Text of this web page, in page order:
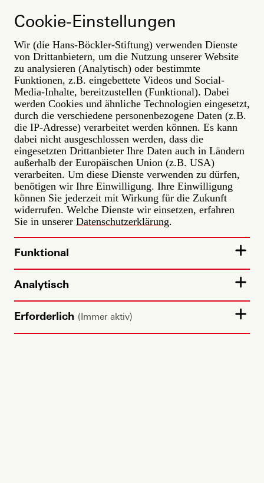
Cookie-Einstellungen
Wir (die Hans-Böckler-Stiftung) verwenden Dienste
von Drittanbietern, um die Nutzung unserer Website
zu analysieren (Analytisch) oder bestimmte
Funktionen, z.B. eingebettete Videos und Social-
Media-Inhalte, bereitzustellen (Funktional). Dabei
werden Cookies und ähnliche Technologien eingesetzt,
durch die verschiedene personenbezogene Daten (z.B.
die IP-Adresse) verarbeitet werden können. Es kann
dabei nicht ausgeschlossen werden, dass die
eingesetzten Drittanbieter Ihre Daten auch in Ländern
außerhalb der Europäischen Union (z.B. USA)
verarbeiten. Um diese Dienste verwenden zu dürfen,
benötigen wir Ihre Einwilligung. Ihre Einwilligung
können Sie jederzeit mit Wirkung für die Zukunft
widerrufen. Welche Dienste wir einsetzen, erfahren
Sie in unserer Datenschutzerklärung.
Funktional
Analytisch
Erforderlich (Immer aktiv)
Inhalt
LABOR.A
Maritime Arbeit, Militarisierung &
Migration
4 | Asgabat
15.09.2026, 10:00 - 10:45 MESZ
Über die Seefahrt werden weltweit etwa 90 Prozent
aller Güter transportiert. Nahezu jede globale
sozialpolitische und wirtschaftliche
Auseinandersetzung wirkt sich daher auch auf die
Arbeit in maritimen Infrastrukturen aus. Beschäftigte
wie Seeleute oder Hafenarbeiter:innen sind direkt von
„Schattenflotten“, Pandemien, militärischen Konflikten
und veränderten Migrationsregimen betroffen. Oft
werden sie übersehen oder sogar abgewertet und
Referent*innen
LARS STUBBE